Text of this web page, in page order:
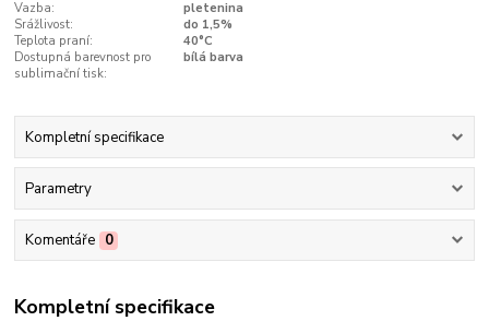
Vazba:
pletenina
Srážlivost:
do 1,5%
Teplota praní:
40°C
Dostupná barevnost pro
sublimační tisk:
bílá barva
Kompletní specifikace
Parametry
Komentáře 0
Kompletní specifikace